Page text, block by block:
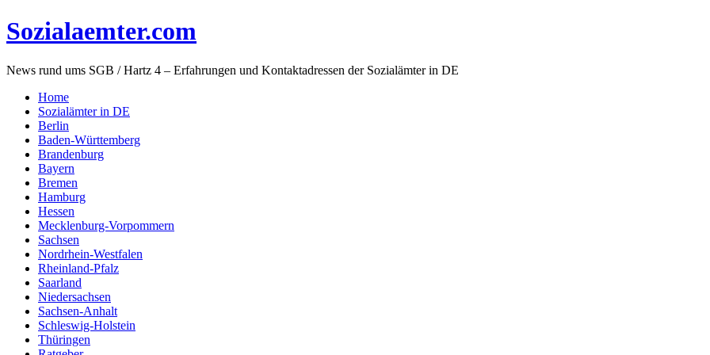
Sozialaemter.com
News rund ums SGB / Hartz 4 – Erfahrungen und Kontaktadressen der Sozialämter in DE
Home
Sozialämter in DE
Berlin
Baden-Württemberg
Brandenburg
Bayern
Bremen
Hamburg
Hessen
Mecklenburg-Vorpommern
Sachsen
Nordrhein-Westfalen
Rheinland-Pfalz
Saarland
Niedersachsen
Sachsen-Anhalt
Schleswig-Holstein
Thüringen